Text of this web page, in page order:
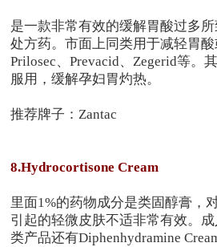
是一款非常有效的缓解胃酸过多
处方药。市面上同类用于减轻胃
Prilosec、Prevacid、Zegerid等。
服用，缓解孕妇胃灼热。
推荐牌子：Zantac
8.Hydrocortisone Cream
里面1%的药物成分是类固醇膏，
引起的轻微皮肤不适非常有效。
类产品还有Diphenhydramine